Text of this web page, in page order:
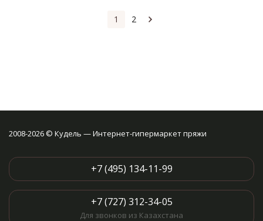
1 2
2008-2026 © Кудель — Интернет-гипермаркет пряжи
+7 (495) 134-11-99
+7 (727) 312-34-05
Для звонков из Казахстана